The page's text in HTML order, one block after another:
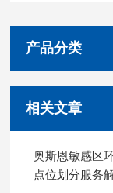
产品分类
相关文章
奥斯恩敏感区
点位划分服务